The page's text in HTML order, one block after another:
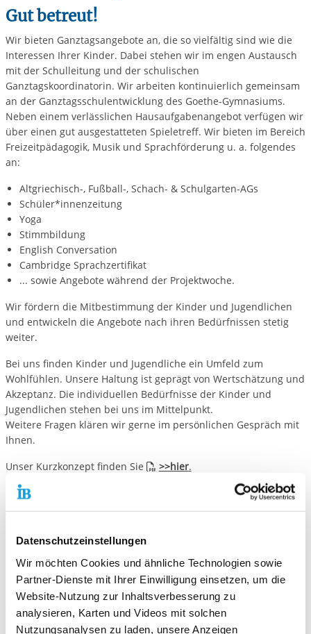
Datenschutzeinstellungen
Wir möchten Cookies und ähnliche Technologien sowie
Partner-Dienste mit Ihrer Einwilligung einsetzen, um die
Website-Nutzung zur Inhaltsverbesserung zu
analysieren, Karten und Videos mit solchen
Nutzungsanalysen zu laden, unsere Anzeigen
Gut betreut!
Wir bieten Ganztagsangebote an, die so vielfältig sind wie die
Interessen Ihrer Kinder. Dabei stehen wir im engen Austausch
mit der Schulleitung und der schulischen
Ganztagskoordinatorin. Wir arbeiten kontinuierlich gemeinsam
an der Ganztagsschulentwicklung des Goethe-Gymnasiums.
Neben einem verlässlichen Hausaufgabenangebot verfügen wir
über einen gut ausgestatteten Spieletreff. Wir bieten im Bereich
Freizeitpädagogik, Musik und Sprachförderung u. a. folgendes
an:
Altgriechisch-, Fußball-, Schach- & Schulgarten-AGs
Schüler*innenzeitung
Yoga
Stimmbildung
English Conversation
Cambridge Sprachzertifikat
... sowie Angebote während der Projektwoche.
Wir fördern die Mitbestimmung der Kinder und Jugendlichen
und entwickeln die Angebote nach ihren Bedürfnissen stetig
weiter.
Bei uns finden Kinder und Jugendliche ein Umfeld zum
Wohlfühlen. Unsere Haltung ist geprägt von Wertschätzung und
Akzeptanz. Die individuellen Bedürfnisse der Kinder und
Jugendlichen stehen bei uns im Mittelpunkt.
Weitere Fragen klären wir gerne im persönlichen Gespräch mit
Ihnen.
Unser Kurzkonzept finden Sie
>>hier.
Anmeldung
gegeben und es findet eine verbindliche Anmeldung statt.
Gut ankommen
Wir begleiten den Übergang zwischen der Grundschule und
dem Goethe-Gymnasium und stehen den Kindern bei diesem